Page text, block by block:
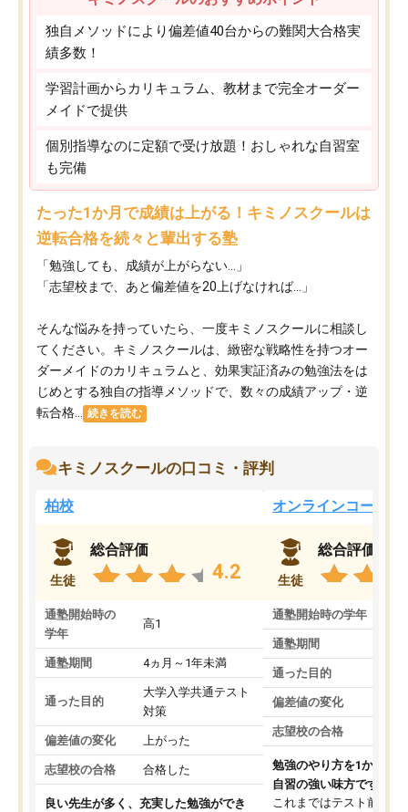
独自メソッドにより偏差値40台からの難関大合格実
績多数！
学習計画からカリキュラム、教材まで完全オーダー
メイドで提供
個別指導なのに定額で受け放題！おしゃれな自習室
も完備
たった1か月で成績は上がる！キミノスクールは
逆転合格を続々と輩出する塾
「勉強しても、成績が上がらない…」
「志望校まで、あと偏差値を20上げなければ…」
そんな悩みを持っていたら、一度キミノスクールに相談し
てください。キミノスクールは、緻密な戦略性を持つオー
ダーメイドのカリキュラムと、効果実証済みの勉強法をは
じめとする独自の指導メソッドで、数々の成績アップ・逆
転合格...
続きを読む
キミノスクールの口コミ・評判
柏校
生徒
総合評価
4.2
通塾開始時の
学年
高1
通塾期間 4ヵ月～1年未満
通った目的
大学入学共通テスト
対策
偏差値の変化 上がった
志望校の合格 合格した
良い先生が多く、充実した勉強ができ
オンラインコース
生徒
総合評価
通塾開始時の学年
通塾期間
通った目的
偏差値の変化
志望校の合格
勉強のやり方を1から教
自習の強い味方です。
これまではテスト前に何